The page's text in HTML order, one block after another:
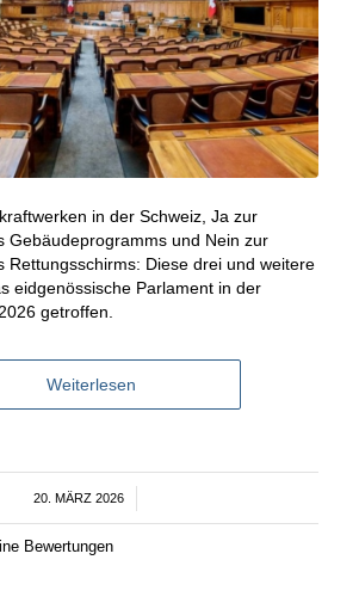
in der Schweiz, Ja zur
Gebäudeprogramms und Nein zur
Rettungsschirms: Diese drei und weitere
eidgenössische Parlament in der
getroffen.
Weiterlesen
20. MÄRZ 2026
/
Bewertungen